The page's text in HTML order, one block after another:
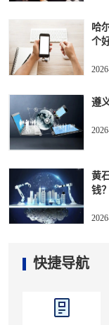
哈
个
遵
黄
钱？
快捷导航